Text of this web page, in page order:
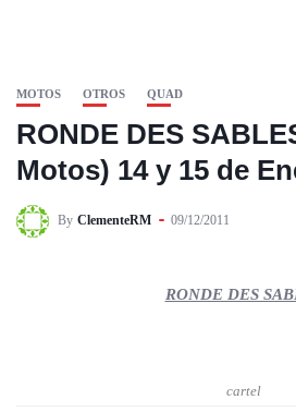
MOTOS OTROS QUAD
RONDE DES
Motos) 14 y 15 de
By ClementeRM 09/12/2011
RONDE DES
cartel